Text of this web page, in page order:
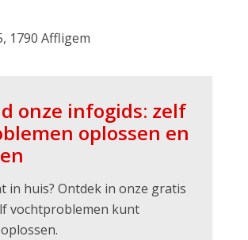
1790 Affligem
onze infogids: zelf
oplossen en
in huis? Ontdek in onze gratis
vochtproblemen kunt